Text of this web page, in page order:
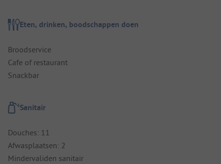
Eten, drinken, boodschappen doen
Broodservice
Cafe of restaurant
Snackbar
Sanitair
Douches: 11
Afwasplaatsen: 2
Mindervaliden sanitair